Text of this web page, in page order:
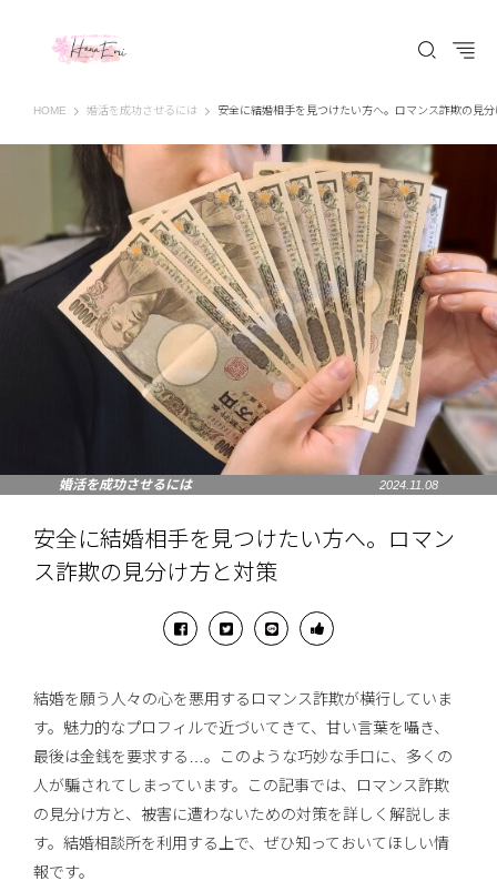
HOME はなえみ│HANAEMI│素敵な出会いを応援するWEBマガジン 広島、福山での婚活恋
婚活を成功させるには 安全に結婚相手を見つけたい方へ。ロマンス詐欺の見
婚活を成功させるには 2024.11.08
安全に結婚相手を見つけたい方へ。ロマン
ス詐欺の見分け方と対策
結婚を願う人々の心を悪用するロマンス詐欺が横行していま
す。魅力的なプロフィルで近づいてきて、甘い言葉を囁き、
最後は金銭を要求する…。このような巧妙な手口に、多くの
人が騙されてしまっています。この記事では、ロマンス詐欺
の見分け方と、被害に遭わないための対策を詳しく解説しま
す。結婚相談所を利用する上で、ぜひ知っておいてほしい情
報です。